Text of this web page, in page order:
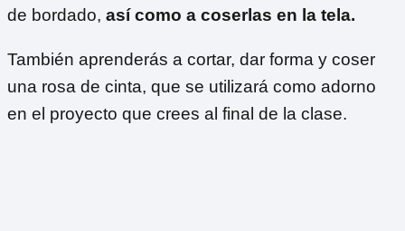
de bordado, así como a coserlas en la tela.
También aprenderás a cortar, dar forma y coser
una rosa de cinta, que se utilizará como adorno
en el proyecto que crees al final de la clase.